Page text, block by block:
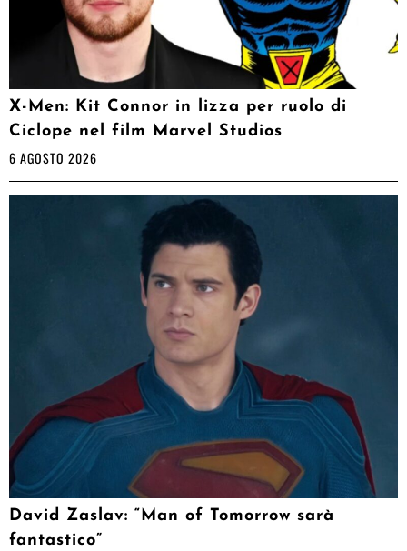
X-Men: Kit Connor in lizza per ruolo di
Ciclope nel film Marvel Studios
6 AGOSTO 2026
David Zaslav: “Man of Tomorrow sarà
fantastico”